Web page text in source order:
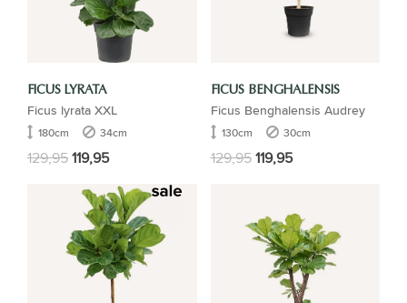
FICUS LYRATA
Ficus lyrata XXL
180cm 34cm
129,95119,95
FICUS BENGHALENSIS
Ficus Benghalensis Audrey
130cm 30cm
129,95119,95